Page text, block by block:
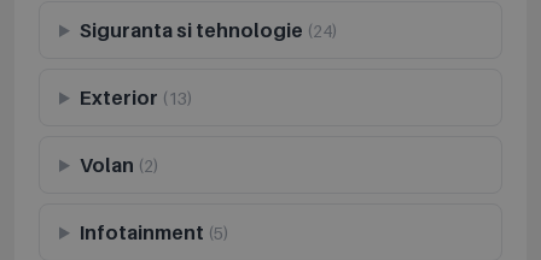
Siguranta si tehnologie (24)
Exterior (13)
Volan (2)
Infotainment (5)